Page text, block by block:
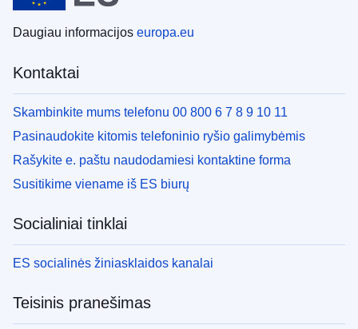
Daugiau informacijos europa.eu
Kontaktai
Skambinkite mums telefonu 00 800 6 7 8 9 10 11
Pasinaudokite kitomis telefoninio ryšio galimybėmis
Rašykite e. paštu naudodamiesi kontaktine forma
Susitikime viename iš ES biurų
Socialiniai tinklai
ES socialinės žiniasklaidos kanalai
Teisinis pranešimas